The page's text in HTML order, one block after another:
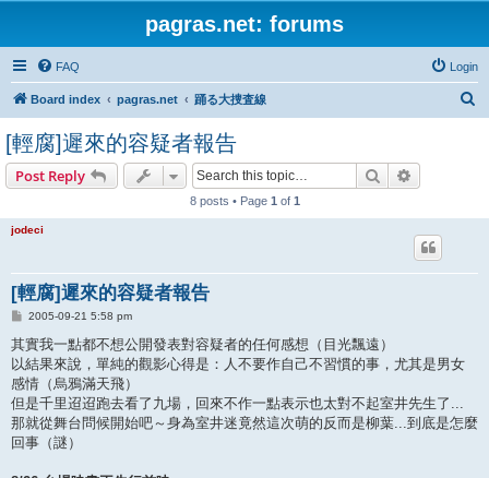
pagras.net: forums
FAQ Login
Board index pagras.net 踊る大捜査線
[輕腐]遲來的容疑者報告
Post Reply Search
8 posts • Page 1 of 1
jodeci
[輕腐]遲來的容疑者報告
P
s
t
2005-09-21 5:58 pm
其實我一點都不想公開發表對容疑者的任何感想（目光飄遠）
以結果來說，單純的觀影心得是：人不要作自己不習慣的事，尤其是男女
感情（烏鴉滿天飛）
但是千里迢迢跑去看了九場，回來不作一點表示也太對不起室井先生了...
那就從舞台問候開始吧～身為室井迷竟然這次萌的反而是柳葉...到底是怎麼
回事（謎）